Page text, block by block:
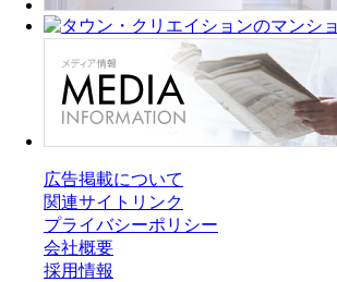
広告掲載について
関連サイトリンク
プライバシーポリシー
会社概要
採用情報